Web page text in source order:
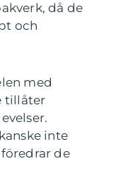
då de
och
med
tillåter
inte
de